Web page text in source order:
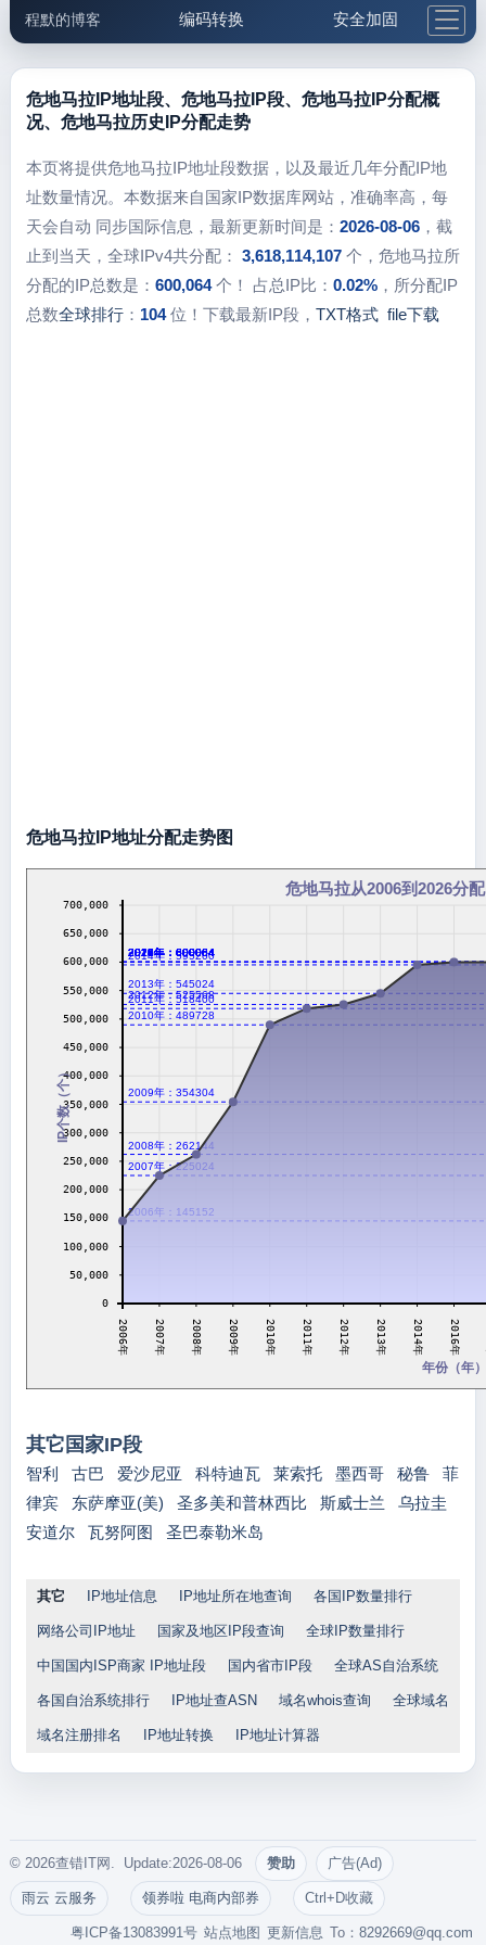
程默的博客 编码转换 安全加固
邮件工具 生活便民 更多工具
5.1支付宝大红包
危地马拉IP地址段、危地马拉IP段、危地马拉IP分配概
况、危地马拉历史IP分配走势
本页将提供危地马拉IP地址段数据，以及最近几年分配IP地
址数量情况。本数据来自国家IP数据库网站，准确率高，每
天会自动 同步国际信息，最新更新时间是： 2026-08-06，截
止到当天，全球IPv4共分配： 3,618,114,107个，危地马拉所
分配的IP总数是： 600,064个！ 占总IP比： 0.02%，所分配IP
总数全球排行： 104位！下载最新IP段， TXT格式 file下载
危地马拉IP地址分配走势图
危地马拉从2006到2026分
2006年：145152
2007年：225024
2008年：262144
2009年：354304
2010年：489728
2011年：518400
2012年：525568
2013年：545024
2014年：595200
2016年：600064
2017年：600064
2018年：600064
2019年：600064
2020年：600064
2021年：600064
2022年：600064
2023年：600064
2024年：600064
2026年：600064
0
50,000
100,000
150,000
200,000
250,000
300,000
350,000
400,000
450,000
500,000
550,000
600,000
650,000
700,000
2006年 2007年 2008年 2009年 2010年 2011年 2012年 2013年 2014年 2016年
年份（年）
IP个数（个）
其它国家IP段
智利 古巴 爱沙尼亚 科特迪瓦 莱索托 墨西哥 秘鲁
菲
律宾
东萨摩亚(美) 圣多美和普林西比 斯威士兰
乌拉圭
安道尔
瓦努阿图 圣巴泰勒米岛
其它 IP地址信息 IP地址所在地查询 各国IP数量排行
网络公司IP地址 国家及地区IP段查询 全球IP数量排行
中国国内ISP商家 IP地址段 国内省市IP段 全球AS自治系统
各国自治系统排行 IP地址查ASN 域名whois查询 全球域名
域名注册排名 IP地址转换 IP地址计算器
© 2026查错IT网. Update:2026-08-06 赞助 广告(Ad)
雨云 云服务 领券啦 电商内部券 Ctrl+D收藏
To：8292669@qq.com
更新信息
站点地图
粤ICP备13083991号